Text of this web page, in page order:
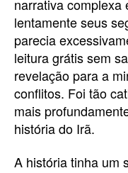
narrativa complexa
lentamente seus
parecia
leitura grátis sem
revelação para a
conflitos. Foi tão
mais
história do Irã.
A história tinha um